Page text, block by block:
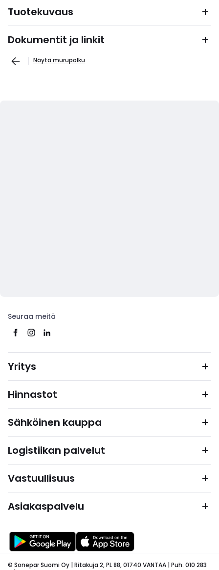
Tuotekuvaus
Dokumentit ja linkit
Näytä murupolku
Seuraa meitä
Yritys
Hinnastot
Sähköinen kauppa
Logistiikan palvelut
Vastuullisuus
Asiakaspalvelu
© Sonepar Suomi Oy | Ritakuja 2, PL 88, 01740 VANTAA | Puh. 010 283